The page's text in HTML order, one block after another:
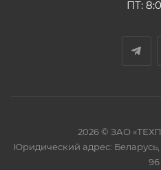
ПТ:
2026 © ЗАО
Юридический адрес: Беларусь,
96